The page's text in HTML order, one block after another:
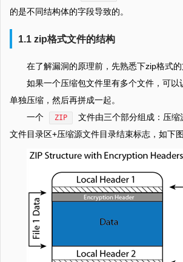
的是不同结构体的字段导致的。
1.1 zip格式文件的结构
在了解漏洞的原理前，先熟悉下zip格式的
如果一个压缩包文件里有多个文件，可以
单独压缩，然后再拼成一起。
一个
ZIP
文件由三个部分组成：压
文件目录区+压缩源文件目录结束标志，如下图